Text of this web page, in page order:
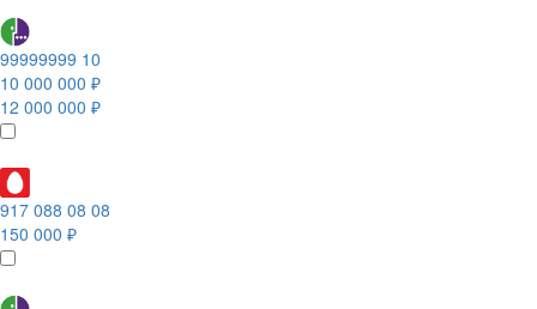
99999999 10
10 000 000 ₽
12 000 000 ₽
917 088 08 08
150 000 ₽